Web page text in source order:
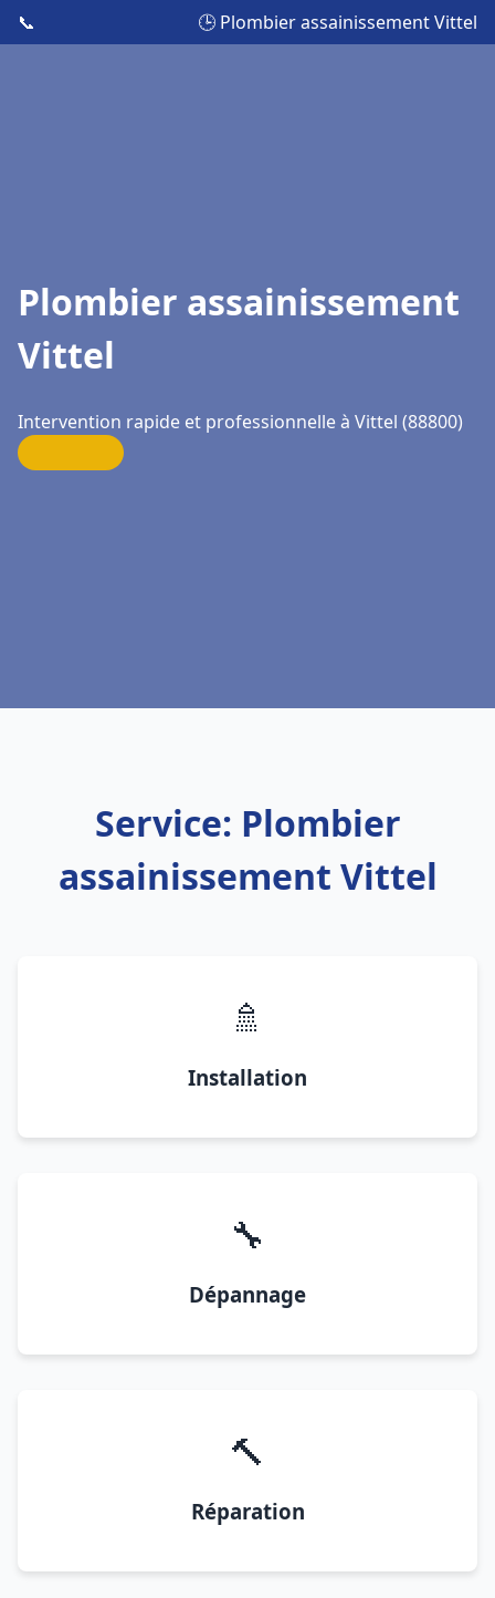
📞 🕒 Plombier assainissement Vittel
Plombier assainissement
Vittel
Intervention rapide et professionnelle à Vittel (88800)
Service: Plombier
assainissement Vittel
🚿
Installation
🔧
Dépannage
🔨
Réparation